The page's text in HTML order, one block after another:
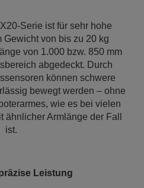
Serie ist für sehr hohe
Gewicht von bis zu 20 kg
von 1.000 bzw. 850 mm
abgedeckt. Durch
können schwere
bewegt werden – ohne
wie es bei vielen
ähnlicher Armlänge der Fall
ist.
Leistung